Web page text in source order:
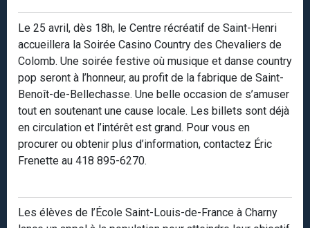
Le 25 avril, dès 18h, le Centre récréatif de Saint-Henri
accueillera la Soirée Casino Country des Chevaliers de
Colomb. Une soirée festive où musique et danse country
pop seront à l’honneur, au profit de la fabrique de Saint-
Benoît-de-Bellechasse. Une belle occasion de s’amuser
tout en soutenant une cause locale. Les billets sont déjà
en circulation et l’intérêt est grand. Pour vous en
procurer ou obtenir plus d’information, contactez Éric
Frenette au 418 895-6270.
Les élèves de l’École Saint-Louis-de-France à Charny